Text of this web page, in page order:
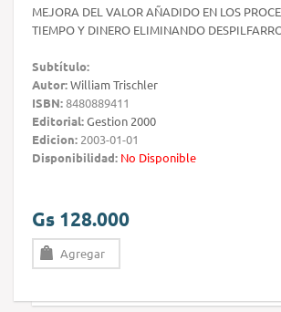
MEJORA DEL VALOR AÑADIDO EN LOS
TIEMPO Y DINERO ELIMINANDO
Subtítulo:
Autor:William Trischler
ISBN:8480889411
Editorial:Gestion 2000
Edicion: 2003-01-01
Disponibilidad: No Disponible
Gs 128.000
Agregar